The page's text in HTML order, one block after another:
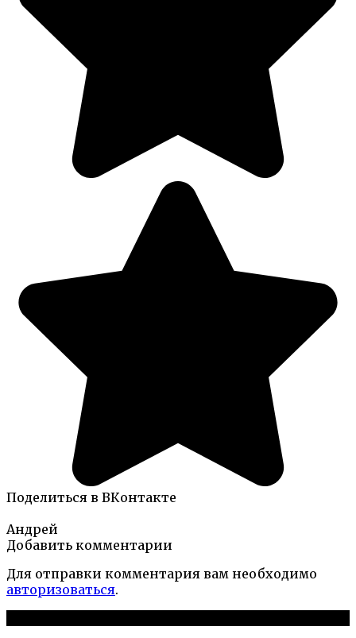
Поделиться в ВКонтакте
Андрей
Добавить комментарии
Для отправки комментария вам необходимо
авторизоваться.